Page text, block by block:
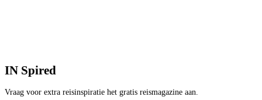
IN Spired
Vraag voor extra reisinspiratie het gratis reismagazine aan.